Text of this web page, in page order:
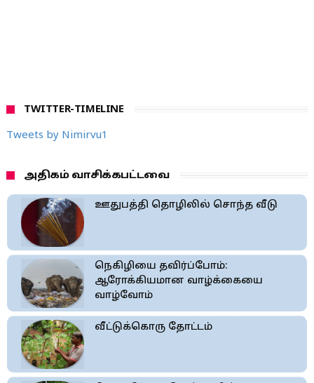
TWITTER-TIMELINE
Tweets by Nimirvu1
அதிகம் வாசிக்கபட்டவை
ஊதுபத்தி தொழிலில் சொந்த வீடு
நெகிழியை தவிர்ப்போம்:
ஆரோக்கியமான வாழ்க்கையை
வாழ்வோம்
வீட்டுக்கொரு தோட்டம்